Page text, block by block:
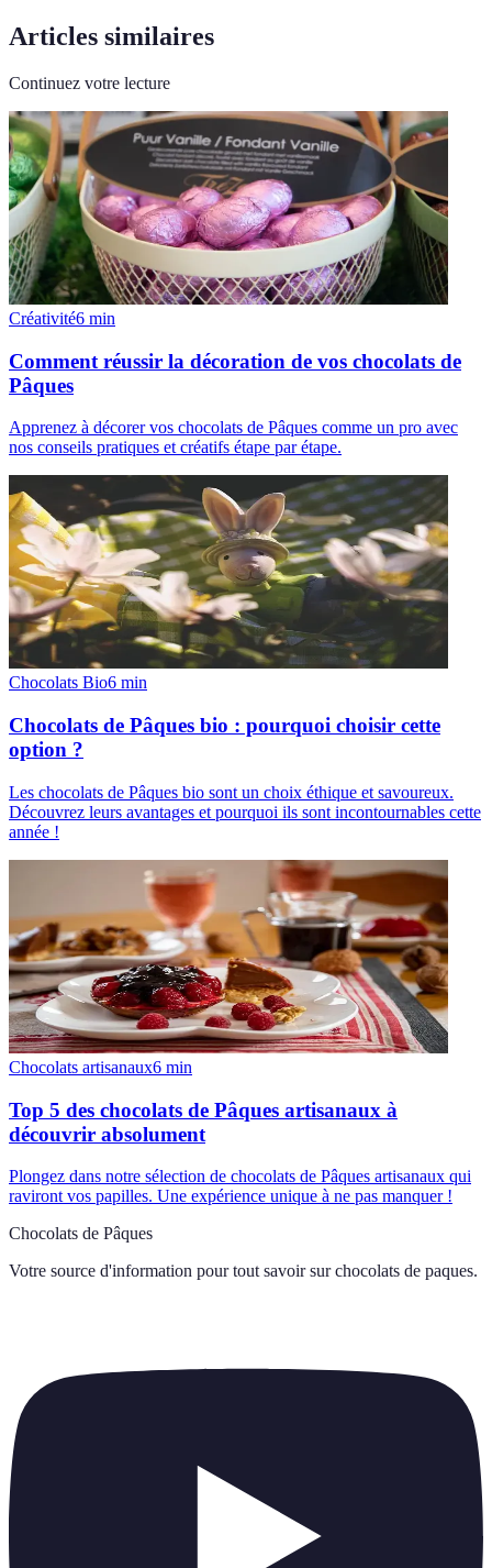
Articles similaires
Continuez votre lecture
Créativité6 min
Comment réussir la décoration de vos chocolats de
Pâques
Apprenez à décorer vos chocolats de Pâques comme un pro avec
nos conseils pratiques et créatifs étape par étape.
Chocolats Bio6 min
Chocolats de Pâques bio : pourquoi choisir cette
option ?
Les chocolats de Pâques bio sont un choix éthique et savoureux.
Découvrez leurs avantages et pourquoi ils sont incontournables cette
année !
Chocolats artisanaux6 min
Top 5 des chocolats de Pâques artisanaux à
découvrir absolument
Plongez dans notre sélection de chocolats de Pâques artisanaux qui
raviront vos papilles. Une expérience unique à ne pas manquer !
Chocolats de Pâques
Votre source d'information pour tout savoir sur chocolats de paques.